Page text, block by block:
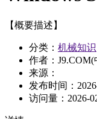
【概要描述】
分类： 机械知识
作者：
来源：
发布时间：
访问量： 2026-